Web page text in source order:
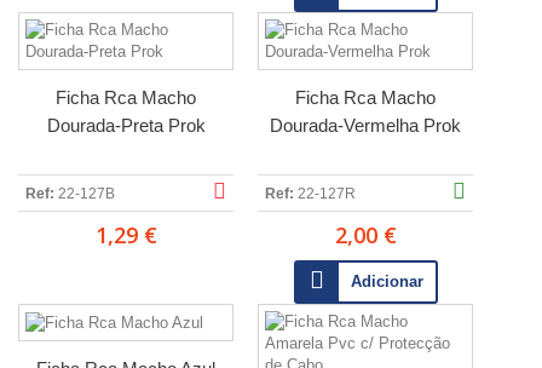
Ficha Rca Macho
Dourada-Preta Prok
Ref: 22-127B
1,29 €
Ficha Rca Macho
Dourada-Vermelha Prok
Ref: 22-127R
2,00 €
Adicionar